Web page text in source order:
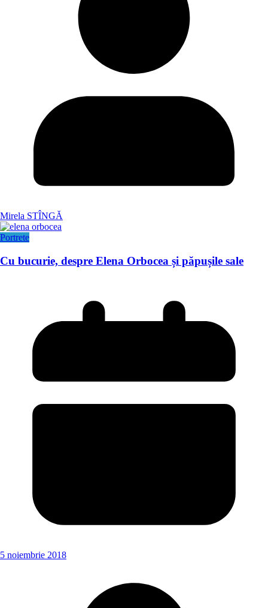
Mirela STÎNGĂ
Portrete
Cu bucurie, despre Elena Orbocea și păpușile sale
5 noiembrie 2018